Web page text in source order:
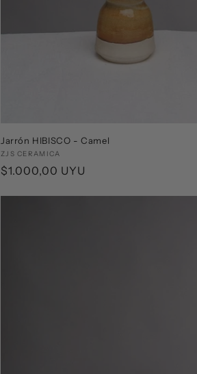
Jarrón HIBISCO - Camel
Proveedor:
ZJS CERAMICA
Precio
$1.000,00 UYU